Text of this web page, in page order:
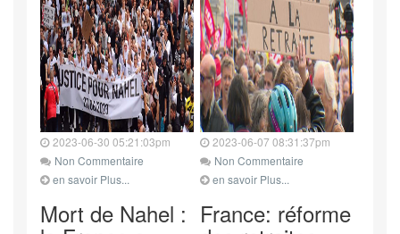
2023-06-30 05:21:03pm
Non Commentaire
en savoir Plus...
Mort de Nahel :
2023-06-07 08:31:37pm
Non Commentaire
en savoir Plus...
France: réforme